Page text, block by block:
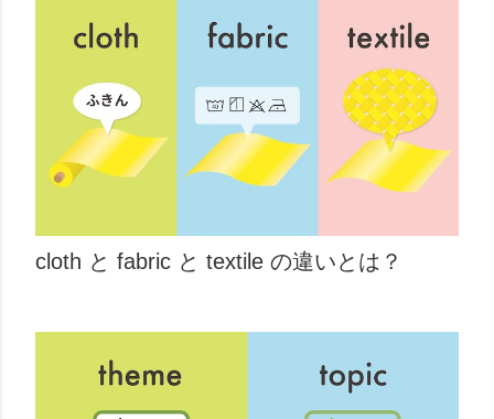
cloth と fabric と textile の違いとは？